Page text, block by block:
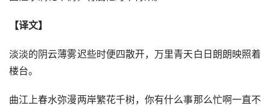
【译文】
淡淡的阴云薄雾迟些时便四散开，万里青天白日朗朗映照着
楼台。
曲江上春水弥漫两岸繁花千树，你有什么事那么忙啊一直不